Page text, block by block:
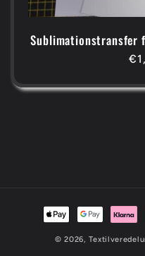
Sublimationstransfer
Zahlungsmethoden
© 2026,